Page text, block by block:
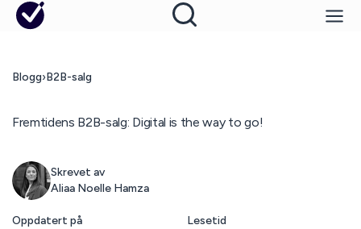
Blogg›B2B-salg
Fremtidens B2B-salg: Digital is the way to go!
Skrevet av
Aliaa Noelle Hamza
Oppdatert på
Lesetid